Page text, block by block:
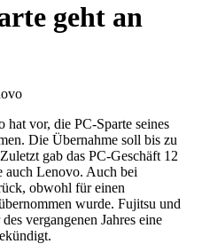
geht an
vor, die PC-Sparte seines
Die Übernahme soll bis zu
gab das PC-Geschäft 12
auch Lenovo. Auch bei
obwohl für einen
wurde. Fujitsu und
vergangenen Jahres eine